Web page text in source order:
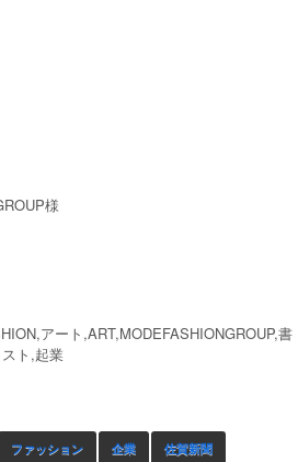
様
アート,ART,MODEFASHIONGROUP,書
ト,起業
ファッション 企業 佐賀新聞